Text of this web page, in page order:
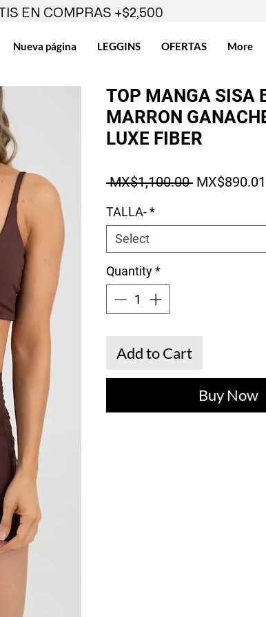
Nueva página LEGGINS OFERTAS More
EN COMPRAS +$2,500
TOP MANGA SISA
MARRON
LUXE FIBER
MX$1,100.00 Regular Price
MX$890.01
TALLA-*
Select
Quantity*
Add to Cart
Buy Now